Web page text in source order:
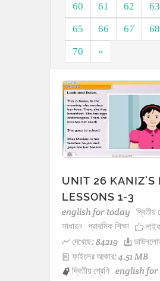
60
61 62 63
65
66 67 68
70
»
UNIT 26 KANIZ'S
LESSONS 1-3
english for today দ্বিতীয়
সাধারন প্রাথমিক শিক্ষা
দেখেছে: 84219
ফাইলের আকার: 4.51 MB
দ্বিতীয় শ্রেণি english